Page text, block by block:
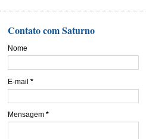
Contato com Saturno
Nome
E-mail *
Mensagem *